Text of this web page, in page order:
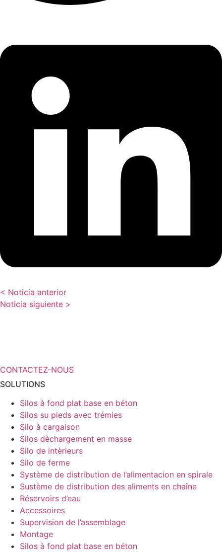
< Noticia anterior
Noticia siguiente >
CONTACTEZ-NOUS
SOLUTIONS
Silos à fond plat base en béton
Silos su pieds avec trémies
Silo à cargaison
Silos dèchargement en masse
Silo de intèrieurs
Silo de ferme
Système de distribution de l’alimentacion en spirale
Sustème de distribution des aliments en chaîne
Réservoirs d’eau
Accessoires
Supervision de l’assemblage
Montage
Silos à fond plat base en béton